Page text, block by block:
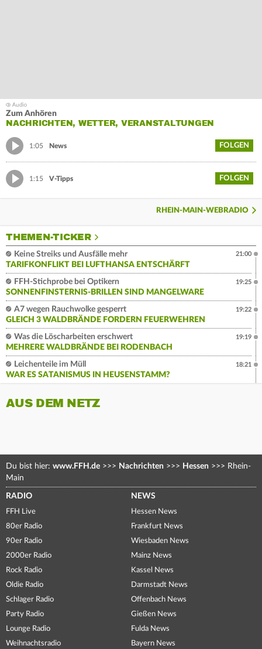
Zum Anhören
NACHRICHTEN, WETTER, VERANSTALTUNGEN
1:05 News FOLGEN
1:15 V-Tipps FOLGEN
RHEIN-MAIN-WEBRADIO
THEMEN-TICKER
Keine Streiks und Ausfälle mehr
TARIFKONFLIKT BEI LUFTHANSA ENTSCHÄRFT
21:00
FFH-Stichprobe bei Optikern
SONNENFINSTERNIS-BRILLEN SIND MANGELWARE
19:25
A7 wegen Rauchwolke gesperrt
GLEICH 3 WALDBRÄNDE FORDERN FEUERWEHREN
19:22
Was die Löscharbeiten erschwert
MEHRERE WALDBRÄNDE BEI RODENBACH
19:19
Leichenteile im Müll
WAR ES SATANISMUS IN HEUSENSTAMM?
18:21
AUS DEM NETZ
Du bist hier: www.FFH.de >>> Nachrichten >>> Hessen >>> Rhein-
Main
RADIO
FFH Live
80er Radio
90er Radio
2000er Radio
Rock Radio
Oldie Radio
Schlager Radio
Party Radio
Lounge Radio
Weihnachtsradio
NEWS
Hessen News
Frankfurt News
Wiesbaden News
Mainz News
Kassel News
Darmstadt News
Offenbach News
Gießen News
Fulda News
Bayern News